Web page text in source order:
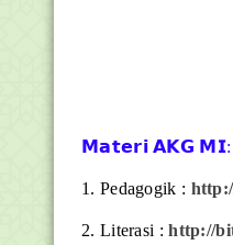
𝗠𝗮𝘁𝗲𝗿𝗶 𝗔𝗞𝗚 𝗠𝗜:
1. Pedagogik :
2. Literasi :http://